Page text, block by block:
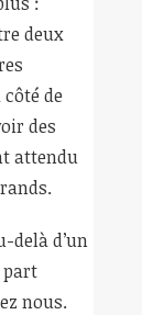
deux
de
des
attendu
delà d’un
part
nous.